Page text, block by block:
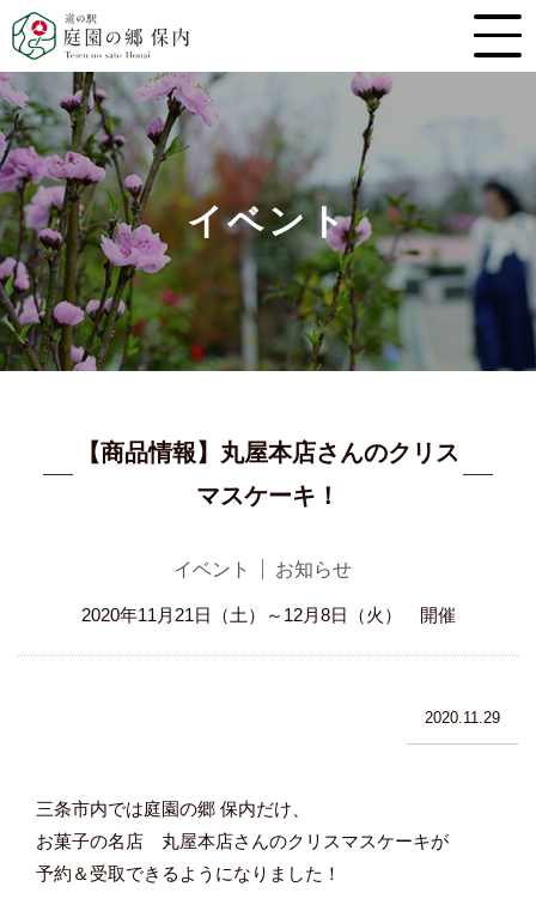
イベント
【商品情報】丸屋本店さんのクリス
マスケーキ！
イベント お知らせ
2020年11月21日（土）～12月8日（火） 開催
2020.11.29
三条市内では庭園の郷 保内だけ、
お菓子の名店 丸屋本店さんのクリスマスケーキが
予約＆受取できるようになりました！